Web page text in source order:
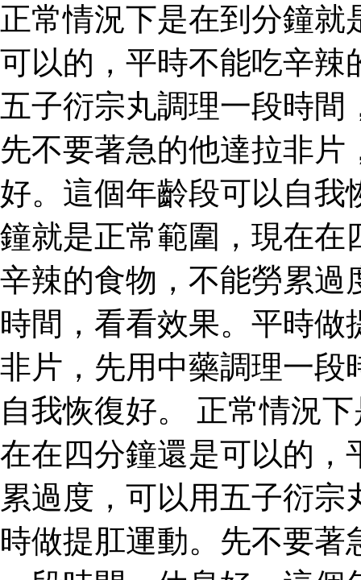
正常情況下是在到分鐘
可以的，平時不能吃辛辣
五子衍宗丸調理一段時
先不要著急的他達拉非
好。這個年齡段可以自我
鐘就是正常範圍，現在在
辛辣的食物，不能勞累過
時間，看看效果。平時
非片，先用中藥調理一段
自我恢復好。 正常情況
在在四分鐘還是可以的，
累過度，可以用五子衍
時做提肛運動。先不要